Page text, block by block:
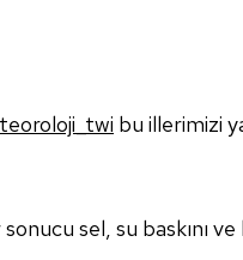
bu illerimizi
sonucu sel, su baskını